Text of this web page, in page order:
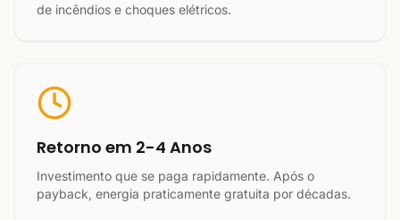
de incêndios e choques elétricos.
Retorno em 2-4 Anos
Investimento que se paga rapidamente. Após o
payback, energia praticamente gratuita por décadas.